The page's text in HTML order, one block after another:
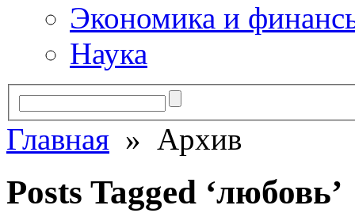
Экономика и
Наука
Главная » Архив
Posts Tagged ‘любовь’